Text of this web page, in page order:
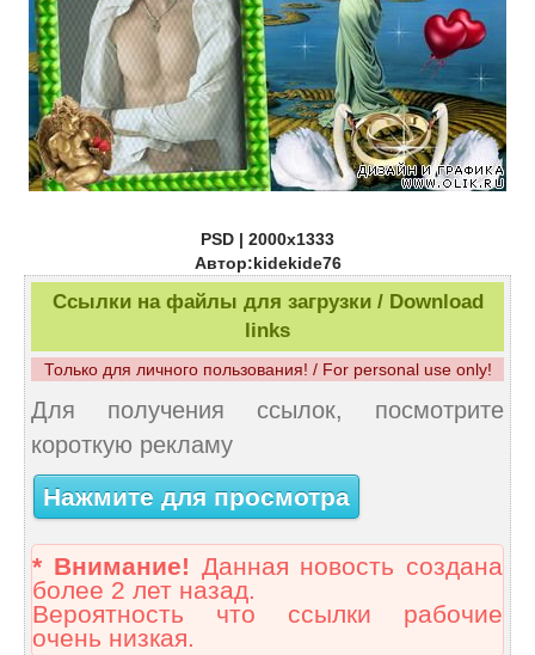
PSD | 2000х1333
Автор:kidekide76
Ссылки на файлы для загрузки / Download
links
Только для личного пользования! / For personal use only!
Для получения ссылок, посмотрите
короткую рекламу
Нажмите для просмотра
* Внимание! Данная новость создана
более 2 лет назад.
Вероятность что ссылки рабочие
очень низкая.